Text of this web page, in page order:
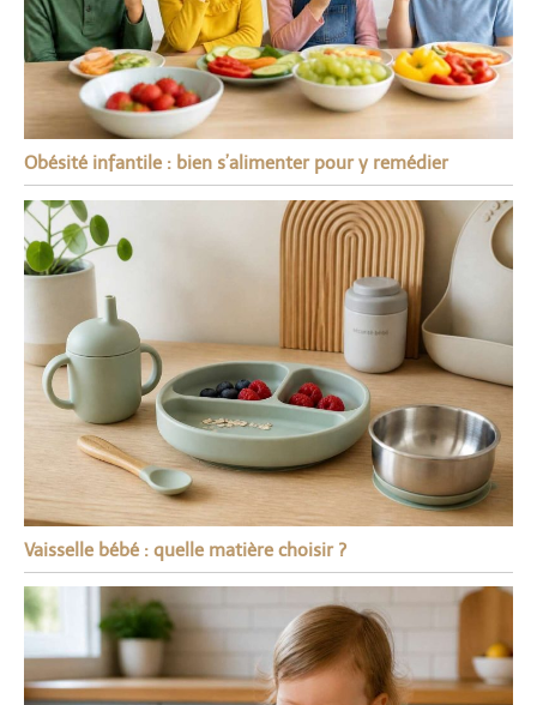
Obésité infantile : bien s’alimenter pour y remédier
Vaisselle bébé : quelle matière choisir ?